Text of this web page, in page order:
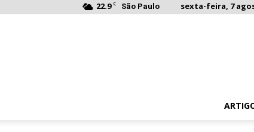
22.9 C São Paulo sexta-feira, 7